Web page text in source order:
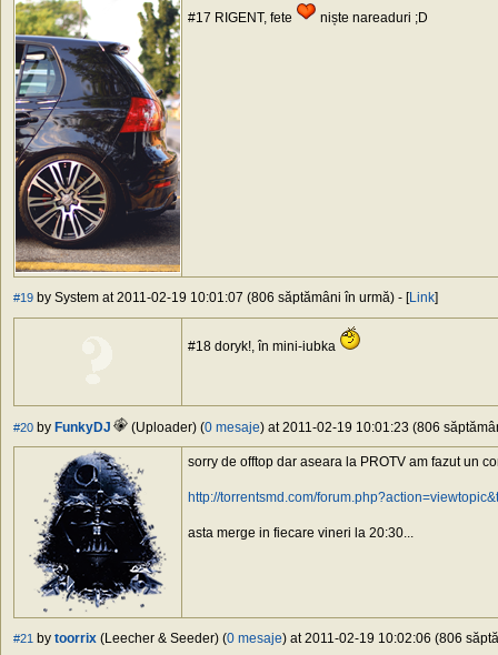
#17 RIGENT, fete niște nareaduri ;D
#19 by System at 2011-02-19 10:01:07 (806 săptămâni în urmă) - [Link]
#18 doryk!, în mini-iubka
#20 by FunkyDJ (Uploader) (0 mesaje) at 2011-02-19 10:01:23 (806
sorry de offtop dar aseara la PROTV am fazut un
http://torrentsmd.com/
asta merge in fiecare vineri la 20:30...
#21 by toorrix (Leecher & Seeder) (0 mesaje) at 2011-02-19 10:02:06 (806